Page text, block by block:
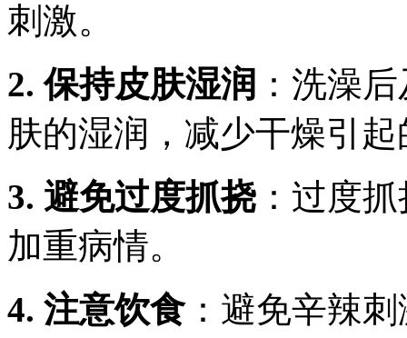
刺激。
2. 保持皮肤湿润 ：洗澡
肤的湿润，减少干燥引
3. 避免过度抓挠 ：过度
加重病情。
4. 注意饮食：避免辛辣